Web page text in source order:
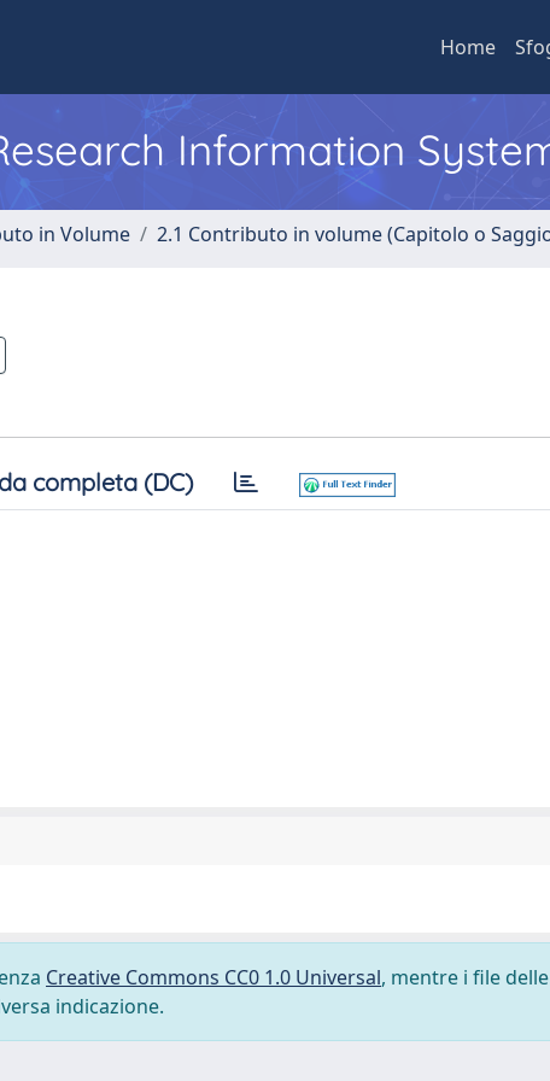
Home
Information
in Volume 2.1 Contributo in volume (Capitolo o
completa (DC)
Creative Commons CC0 1.0 Universal, mentre i file delle
indicazione.